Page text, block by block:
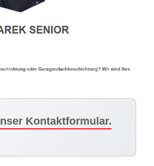
Kontaktformular.